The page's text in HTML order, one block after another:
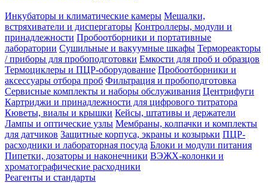
Инкубаторы и климатические камеры Мешалки,
встряхиватели и диспергаторы Контроллеры, модули и
принадлежности Пробоотборники и портативные
лаборатории Сушильные и вакуумные шкафы Термореакторы
/ приборы для пробоподготовки Емкости для проб и образцов
Термоциклеры и ПЦР-оборудование Пробоотборники и
аксессуары отбора проб Фильтрация и пробоподготовка
Сервисные комплекты и наборы обслуживания Центрифуги
Картриджи и принадлежности для цифрового титратора
Кюветы, виалы и крышки Кейсы, штативы и держатели
Лампы и оптические узлы Мембраны, колпачки и комплекты
для датчиков Защитные корпуса, экраны и козырьки ПЦР-
расходники и лабораторная посуда Блоки и модули питания
Пипетки, дозаторы и наконечники ВЭЖХ-колонки и
хроматографические расходники
Реагенты и стандарты